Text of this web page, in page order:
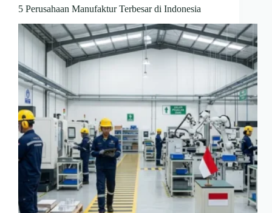
5 Perusahaan Manufaktur Terbesar di Indonesia